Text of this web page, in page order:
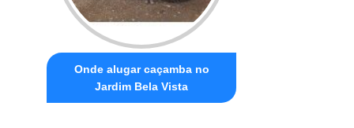
Onde alugar caçamba no
Jardim Bela Vista